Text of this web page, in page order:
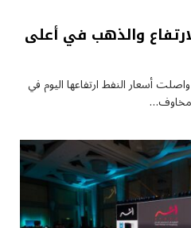
والذهب في أعلى
عواصم وكالات 7 أغسطس2026 واصلت أسعار ⁠النفط ارتفاعها اليوم في
مخاوف…